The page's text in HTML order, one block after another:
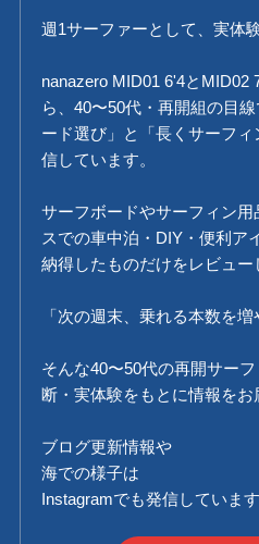
週1サーファーとして、実体
nanazero MID01 6'4とMID02
ら、40〜50代・再開組の目
ード選び」と「長くサーフ
信しています。
サーフボードやサーフィン
スでの車中泊・DIY・便利ア
納得したものだけをレビュー
「次の週末、乗れる本数を増
そんな40〜50代の再開サー
断・実体験をもとに情報をお
ブログ更新情報や
海での様子は
Instagramでも発信しています